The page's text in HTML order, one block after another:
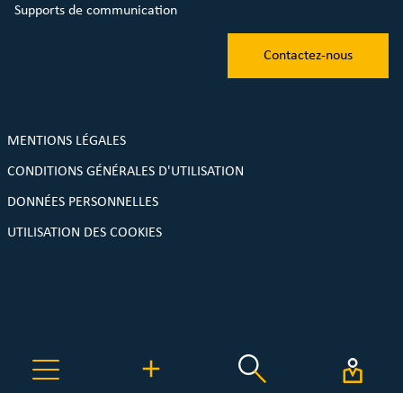
Supports de communication
Contactez-nous
MENTIONS LÉGALES
CONDITIONS GÉNÉRALES D'UTILISATION
DONNÉES PERSONNELLES
UTILISATION DES COOKIES
Une plateforme de réemploi MyTroc.pro